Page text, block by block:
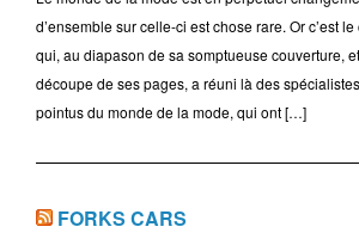
d’ensemble sur celle-ci est chose rare. Or c’est
qui, au diapason de sa somptueuse couverture,
découpe de ses pages, a réuni là des
pointus du monde de la mode, qui ont […]
FORKS CARS